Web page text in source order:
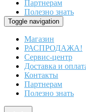
Партнерам
Полезно знать
Toggle navigation
Магазин
РАСПРОДАЖА!
Сервис-центр
Доставка и
Контакты
Партнерам
Полезно знать